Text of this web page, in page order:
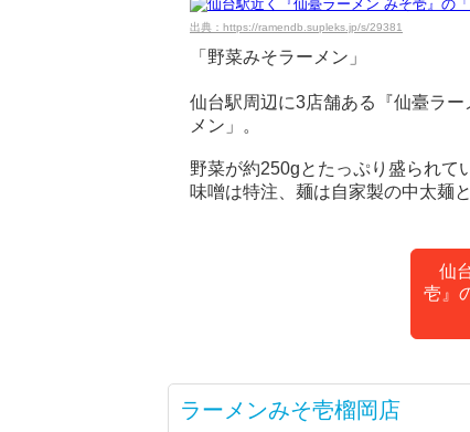
出典：https://ramendb.supleks.jp/s/29381
「野菜みそラーメン」
仙台駅周辺に3店舗ある『仙臺ラ
メン」。
野菜が約250gとたっぷり盛られて
味噌は特注、麺は自家製の中太麺
仙
壱』
ラーメンみそ壱榴岡店